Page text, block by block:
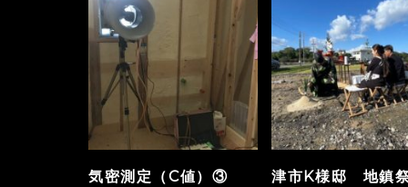
気密測定（C値）③ 津市K様邸 地鎮